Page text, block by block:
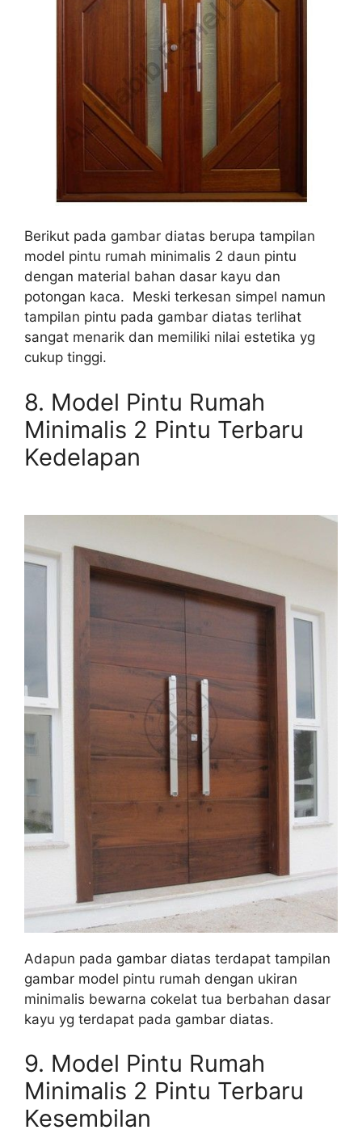
Berikut pada gambar diatas berupa tampilan
model pintu rumah minimalis 2 daun pintu
dengan material bahan dasar kayu dan
potongan kaca. Meski terkesan simpel namun
tampilan pintu pada gambar diatas terlihat
sangat menarik dan memiliki nilai estetika yg
cukup tinggi.
8. Model Pintu Rumah
Minimalis 2 Pintu Terbaru
Kedelapan
Adapun pada gambar diatas terdapat tampilan
gambar model pintu rumah dengan ukiran
minimalis bewarna cokelat tua berbahan dasar
kayu yg terdapat pada gambar diatas.
9. Model Pintu Rumah
Minimalis 2 Pintu Terbaru
Kesembilan